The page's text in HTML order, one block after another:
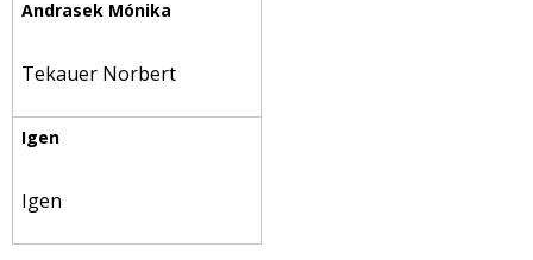
Tekauer Norbert
Igen